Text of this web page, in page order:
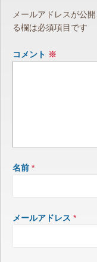
メールアドレスが公
る欄は必須項目です
コメント ※
名前 *
メールアドレス *